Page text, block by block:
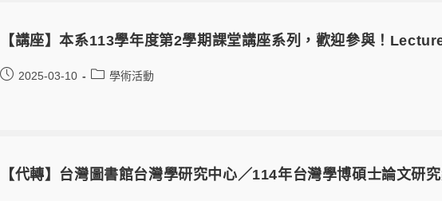
【講座】本系113學年度第2學期課堂講座系列，歡迎參與！
2025-03-10 學術活動
【代轉】台灣圖書館台灣學研究中心／114年台灣學博碩士論文研